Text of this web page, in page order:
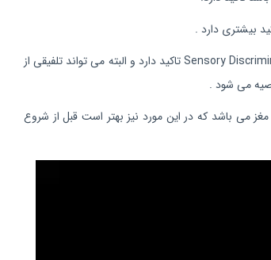
) مطالعه نمایید . این روش درمانی بیشتر بر مشکل به وجود آمده در بخش Sensory Discrimination تاکید دارد و البته می تواند تلفیقی از
می شود .
می باشد که در این مورد نیز بهتر است قبل از شروع